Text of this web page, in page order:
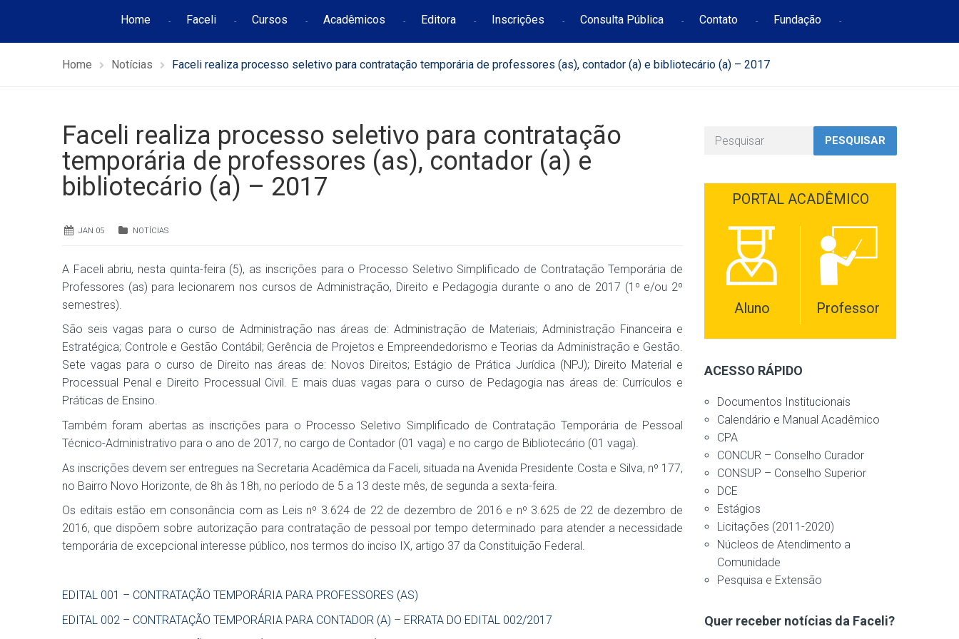
Home Faceli Cursos Acadêmicos Editora Inscrições Consulta Pública Contato Fundação
Home Notícias Faceli realiza processo seletivo para contratação temporária de professores (as), contador (a) e bibliotecário (a) – 2017
Faceli realiza processo seletivo para contratação
temporária de professores (as), contador (a) e
bibliotecário (a) – 2017
JAN 05 NOTÍCIAS
A Faceli abriu, nesta quinta-feira (5), as inscrições para o Processo Seletivo Simplificado de Contratação Temporária de
Professores (as) para lecionarem nos cursos de Administração, Direito e Pedagogia durante o ano de 2017 (1º e/ou 2º
semestres).
São seis vagas para o curso de Administração nas áreas de: Administração de Materiais; Administração Financeira e
Estratégica; Controle e Gestão Contábil; Gerência de Projetos e Empreendedorismo e Teorias da Administração e Gestão.
Sete vagas para o curso de Direito nas áreas de: Novos Direitos; Estágio de Prática Jurídica (NPJ); Direito Material e
Processual Penal e Direito Processual Civil. E mais duas vagas para o curso de Pedagogia nas áreas de: Currículos e
Práticas de Ensino.
Também foram abertas as inscrições para o Processo Seletivo Simplificado de Contratação Temporária de Pessoal
Técnico-Administrativo para o ano de 2017, no cargo de Contador (01 vaga) e no cargo de Bibliotecário (01 vaga).
As inscrições devem ser entregues na Secretaria Acadêmica da Faceli, situada na Avenida Presidente Costa e Silva, nº 177,
no Bairro Novo Horizonte, de 8h às 18h, no período de 5 a 13 deste mês, de segunda a sexta-feira.
Os editais estão em consonância com as Leis nº 3.624 de 22 de dezembro de 2016 e nº 3.625 de 22 de dezembro de
2016, que dispõem sobre autorização para contratação de pessoal por tempo determinado para atender a necessidade
temporária de excepcional interesse público, nos termos do inciso IX, artigo 37 da Constituição Federal.
EDITAL 001 – CONTRATAÇÃO TEMPORÁRIA PARA PROFESSORES (AS)
EDITAL 002 – CONTRATAÇÃO TEMPORÁRIA PARA CONTADOR (A) – ERRATA DO EDITAL 002/2017
PESQUISAR
PORTAL ACADÊMICO
Aluno Professor
ACESSO RÁPIDO
Documentos Institucionais
Calendário e Manual Acadêmico
CPA
CONCUR – Conselho Curador
CONSUP – Conselho Superior
DCE
Estágios
Licitações (2011-2020)
Núcleos de Atendimento a
Comunidade
Pesquisa e Extensão
Quer receber notícias da Faceli?